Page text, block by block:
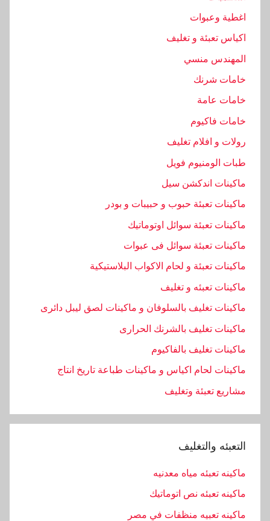
اغطية وعبوات
اكياس تعبئة و تغليف
المهندس منسي
خامات شرنك
خامات عامة
خامات فاكيوم
رولات و افلام تغليف
طبات الومنيوم فويل
ماكينات اندكشن سيل
ماكينات تعبئة حبوب و حبيبات و بودر
ماكينات تعبئة سوائل اوتوماتيك
ماكينات تعبئة سوائل فى عبوات
ماكينات تعبئة و لحام الاكواب البلاستيكية
ماكينات تعبئه و تغليف
ماكينات تغليف بالسلوفان و ماكينات لصق ليبل دائرى
ماكينات تغليف بالشرنك الحرارى
ماكينات تغليف بالفاكيوم
ماكينات لحام اكياس و ماكينات طباعة تاريخ انتاج
مشاريع تعبئة وتغليف
التعبئه والتغليف
ماكينه تعبئه مياه معدنيه
ماكينه تعبئه نص اتوماتيك
ماكينه تعبيه منظفات في مصر